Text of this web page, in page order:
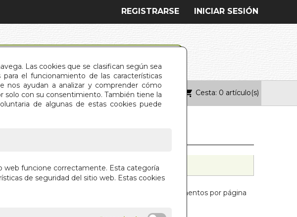
Las cookies que se clasifican según sea
el funcionamiento de las características
nos ayudan a analizar y comprender cómo
solo con su consentimiento. También tiene la
de algunas de estas cookies puede
web funcione correctamente. Esta categoría
de seguridad del sitio web. Estas cookies
INICIAR SESIÓN
REGISTRARSE
CONTACTO Cesta: 0 artículo(s)
forner
elementos por página